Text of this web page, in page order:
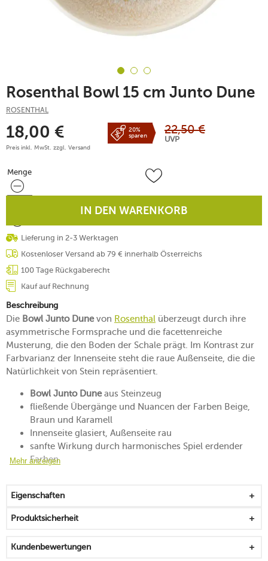
Rosenthal Bowl 15 cm Junto Dune
ROSENTHAL
18,00 €
Preis inkl. MwSt. zzgl. Versand
20%
sparen
22,50 €
UVP
Menge
Menge
IN DEN WARENKORB
Lieferung in 2-3 Werktagen
Kostenloser Versand ab 79 € innerhalb Österreichs
100 Tage Rückgaberecht
Kauf auf Rechnung
Beschreibung
Die Bowl Junto Dunevon Rosenthal überzeugt durch ihre
asymmetrische Formsprache und die facettenreiche
Musterung, die den Boden der Schale prägt. Im Kontrast zur
Farbvarianz der Innenseite steht die raue Außenseite, die die
Natürlichkeit von Stein repräsentiert.
Bowl Junto Duneaus Steinzeug
fließende Übergänge und Nuancen der Farben Beige,
Braun und Karamell
Innenseite glasiert, Außenseite rau
sanfte Wirkung durch harmonisches Spiel erdender
Farben
mikrowellengeeignet
spülmaschinenfest
Mehr anzeigen
Eigenschaften
Produktsicherheit
Kundenbewertungen